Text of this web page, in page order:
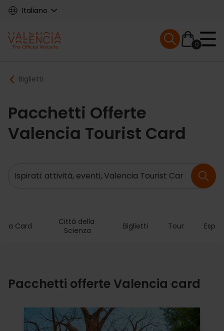
Skip
content
Italiano
Main
navigation
0
Mobile menu
Breadcrumb
Biglietti
Pacchetti Offerte
Valencia Tourist Card
Ricerca
Card
Città della
Scienza
Biglietti Tour
Pacchetti offerte Valencia card